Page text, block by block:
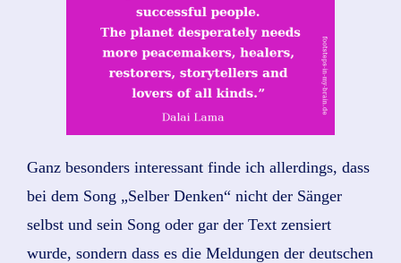
Ganz besonders interessant finde ich allerdings, dass
bei dem Song „Selber Denken“ nicht der Sänger
selbst und sein Song oder gar der Text zensiert
wurde, sondern dass es die Meldungen der deutschen